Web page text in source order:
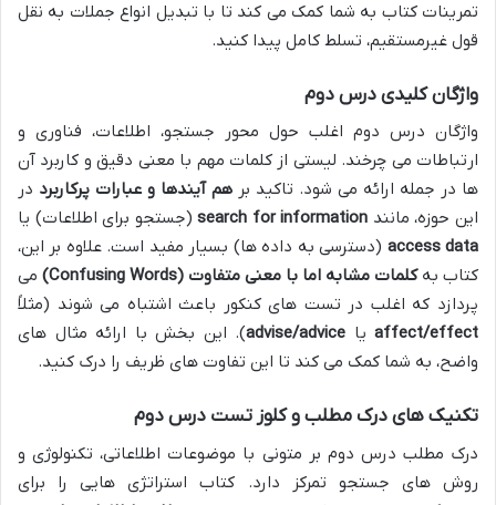
تمرینات کتاب به شما کمک می کند تا با تبدیل انواع جملات به نقل
قول غیرمستقیم، تسلط کامل پیدا کنید.
واژگان کلیدی درس دوم
واژگان درس دوم اغلب حول محور جستجو، اطلاعات، فناوری و
ارتباطات می چرخند. لیستی از کلمات مهم با معنی دقیق و کاربرد آن
ها در جمله ارائه می شود. تاکید بر هم آیندها و عبارات پرکاربرد در
این حوزه، مانند search for information(جستجو برای اطلاعات) یا
access data (دسترسی به داده ها) بسیار مفید است. علاوه بر این،
کتاب بهکلمات مشابه اما با معنی متفاوت (Confusing Words)
می
پردازد که اغلب در تست های کنکور باعث اشتباه می شوند (مثلاً
affect/effect یا advise/advice). این بخش با ارائه مثال های
واضح، به شما کمک می کند تا این تفاوت های ظریف را درک کنید.
تکنیک های درک مطلب و کلوز تست درس دوم
درک مطلب درس دوم بر متونی با موضوعات اطلاعاتی، تکنولوژی و
روش های جستجو تمرکز دارد. کتاب استراتژی هایی را برای